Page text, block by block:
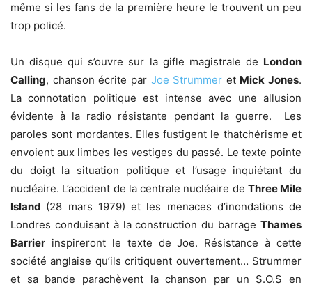
même si les fans de la première heure le trouvent un peu
trop policé.
Un disque qui s’ouvre sur la gifle magistrale de London
Calling, chanson écrite par Joe Strummer et Mick Jones.
La connotation politique est intense avec une allusion
évidente à la radio résistante pendant la guerre. Les
paroles sont mordantes. Elles fustigent le thatchérisme et
envoient aux limbes les vestiges du passé. Le texte pointe
du doigt la situation politique et l’usage inquiétant du
nucléaire. L’accident de la centrale nucléaire de Three Mile
Island (28 mars 1979) et les menaces d’inondations de
Londres conduisant à la construction du barrage Thames
Barrier inspireront le texte de Joe. Résistance à cette
société anglaise qu’ils critiquent ouvertement… Strummer
et sa bande parachèvent la chanson par un S.O.S en